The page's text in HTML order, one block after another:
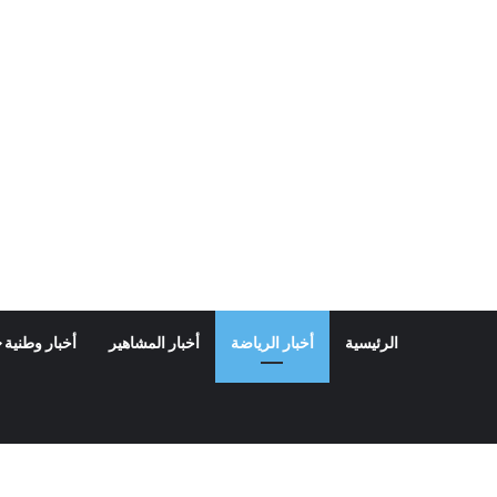
الرئيسية أخبار الرياضة أخبار المشاهير أخبار وطنية